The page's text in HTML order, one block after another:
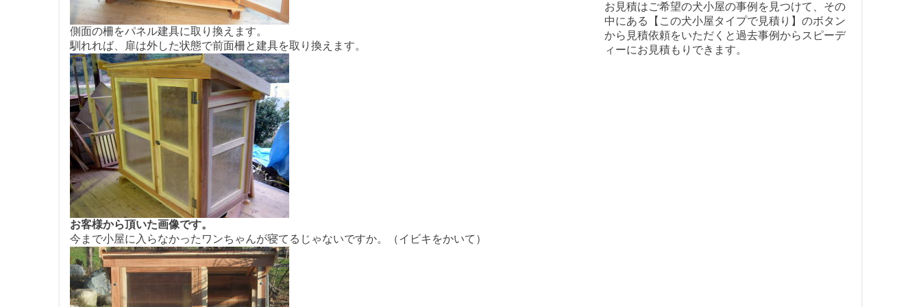
側面の柵をパネル建具に取り換えます。
馴れれば、扉は外した状態で前面柵と建具を取り換えます。
お客様から頂いた画像です。
今まで小屋に入らなかったワンちゃんが寝てるじゃないですか。（イビキをかいて）
お見積はご希望の犬小屋の事例を見つけて、その
中にある【この犬小屋タイプで見積り】のボタン
から見積依頼をいただくと過去事例からスピーデ
ィーにお見積もりできます。